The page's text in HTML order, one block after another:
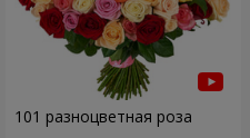
101 разноцветная роза